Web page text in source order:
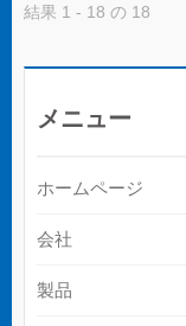
結果 1 - 18 の 18
メニュー
ホームページ
会社
製品